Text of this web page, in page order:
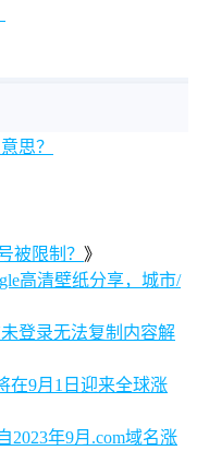
思？
被限制？ 》
高清壁纸分享，城市/
登录无法复制内容解
在9月1日迎来全球涨
2023年9月.com域名涨